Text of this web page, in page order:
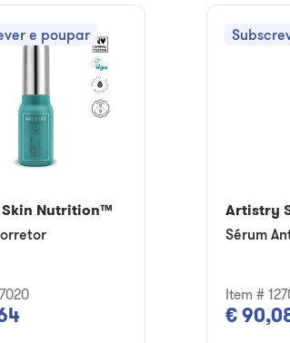
e poupar
Nutrition™ Artistry
Sérum
Item #
€